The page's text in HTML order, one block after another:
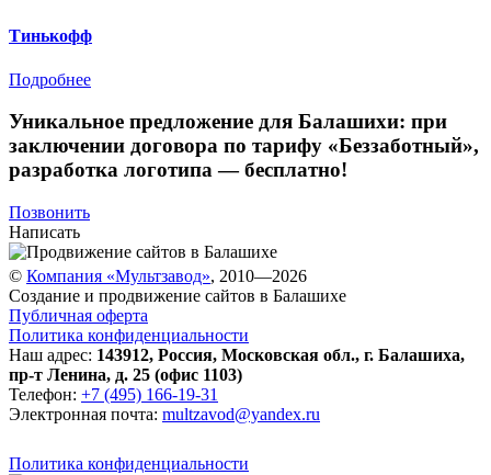
Тинькофф
Подробнее
Уникальное предложение для Балашихи: при
заключении договора по тарифу «Беззаботный»,
разработка логотипа — бесплатно!
Позвонить
Написать
© Компания «Мультзавод», 2010—2026
Создание и продвижение сайтов в Балашихе
Публичная оферта
Политика конфиденциальности
Наш адрес: 143912, Россия, Московская обл., г. Балашиха,
пр-т Ленина, д. 25 (офис 1103)
Телефон: +7 (495) 166-19-31
Электронная почта: multzavod@yandex.ru
Политика конфиденциальности